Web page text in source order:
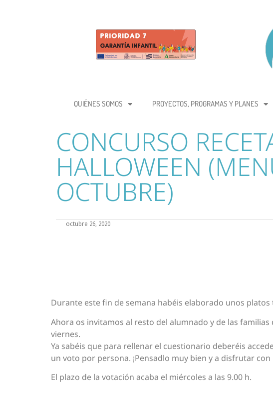
QUIÉNES SOMOS PROYECTOS, PROGRAMAS Y PLANES
CONCURSO
HALLOWEEN
OCTUBRE)
octubre 26, 2020
Durante este fin de semana habéis elaborado unos
Ahora os invitamos al resto del alumnado y de las
viernes.
Ya sabéis que para rellenar el cuestionario deberéis
un voto por persona. ¡Pensadlo muy bien y a disfrutar
El plazo de la votación acaba el miércoles a las 9.00 h.